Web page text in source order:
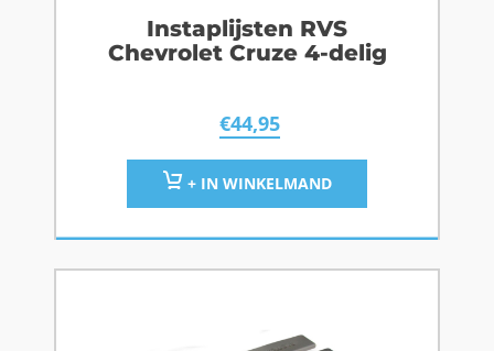
Instaplijsten RVS
Chevrolet Cruze 4-delig
€44,95
+ IN WINKELMAND